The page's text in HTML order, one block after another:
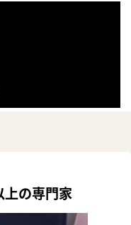
の専門家